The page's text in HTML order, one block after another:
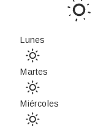
Lunes
Martes
Miércoles